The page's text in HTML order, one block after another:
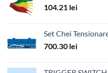
104.21 lei
Set Chei
700.30 lei